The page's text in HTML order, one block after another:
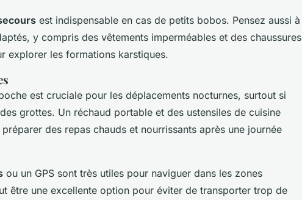
est indispensable en cas de petits bobos. Pensez aussi à
y compris des vêtements imperméables et des chaussures
explorer les formations karstiques.
est cruciale pour les déplacements nocturnes, surtout si
grottes. Un réchaud portable et des ustensiles de cuisine
des repas chauds et nourrissants après une journée
ou un GPS sont très utiles pour naviguer dans les zones
être une excellente option pour éviter de transporter trop de